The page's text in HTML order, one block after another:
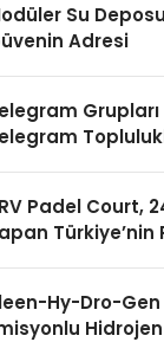
Su
Adresi
Padel Court,
Türkiye’nin
Hy-Dro-Gen